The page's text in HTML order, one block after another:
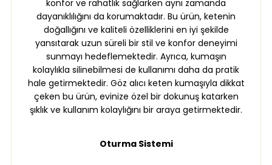
konfor ve rahatlık sağlarken aynı zamanda
dayanıklılığını da korumaktadır. Bu ürün, ketenin
doğallığını ve kaliteli özelliklerini en iyi şekilde
yansıtarak uzun süreli bir stil ve konfor deneyimi
sunmayı hedeflemektedir. Ayrıca, kumaşın
kolaylıkla silinebilmesi de kullanımı daha da pratik
hale getirmektedir. Göz alıcı keten kumaşıyla dikkat
çeken bu ürün, evinize özel bir dokunuş katarken
şıklık ve kullanım kolaylığını bir araya getirmektedir.
Oturma Sistemi